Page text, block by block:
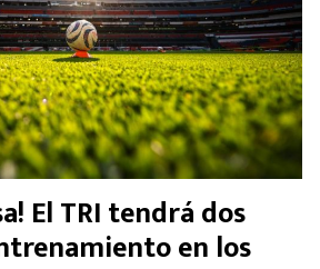
El TRI tendrá dos
en los